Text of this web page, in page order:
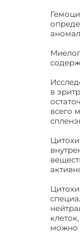
в
всего
можно